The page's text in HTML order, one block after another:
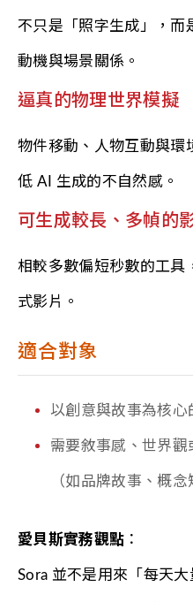
不只是「照字生成」，而
動機與場景關係。
逼真的物理世界模擬
物件移動、人物互動與環
低 AI 生成的不自然感。
可生成較長、多幀的
相較多數偏短秒數的工具
式影片。
適合對象
以創意與故事為核心
需要敘事感、世界
（如品牌故事、概念
愛貝斯實務觀點 ：
Sora 並不是用來「每天